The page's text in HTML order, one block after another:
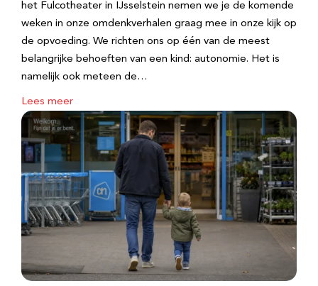
het Fulcotheater in IJsselstein nemen we je de komende
weken in onze omdenkverhalen graag mee in onze kijk op
de opvoeding. We richten ons op één van de meest
belangrijke behoeften van een kind: autonomie. Het is
namelijk ook meteen de…
Lees meer